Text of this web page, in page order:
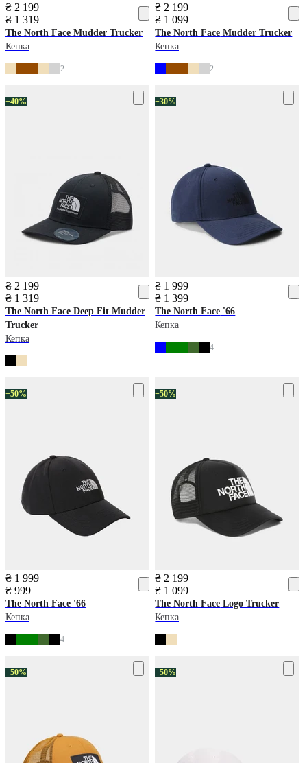
₴ 2 199
₴ 1 319
The North Face Mudder Trucker
Кепка
2
₴ 2 199
₴ 1 099
The North Face Mudder Trucker
Кепка
2
−40%
₴ 2 199
₴ 1 319
The North Face Deep Fit Mudder
Trucker
Кепка
−30%
₴ 1 999
₴ 1 399
The North Face '66
Кепка
4
−50%
₴ 1 999
₴ 999
The North Face '66
Кепка
4
−50%
₴ 2 199
₴ 1 099
The North Face Logo Trucker
Кепка
−50% −50%